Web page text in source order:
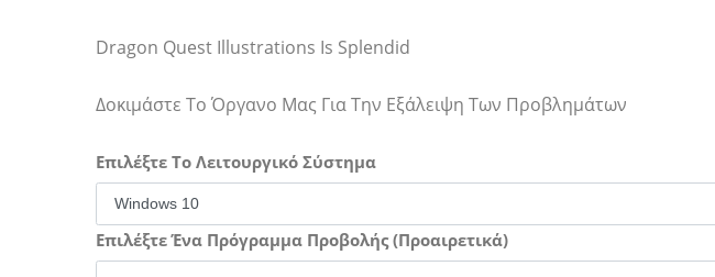
Dragon Quest Illustrations Is Splendid
Δοκιμάστε Το Όργανο Μας Για Την Εξάλειψη Των Προβλημάτων
Επιλέξτε Το Λειτουργικό Σύστημα
Επιλέξτε Ένα Πρόγραμμα Προβολής (Προαιρετικά)